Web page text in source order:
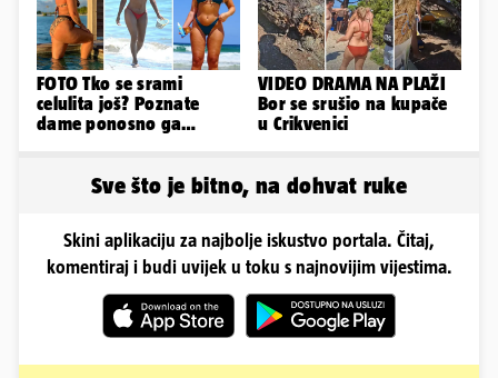
FOTO Tko se srami
celulita još? Poznate
dame ponosno ga
VIDEO DRAMA NA PLAŽI
Bor se srušio na kupače
u Crikvenici
Sve što je bitno, na dohvat ruke
Skini aplikaciju za najbolje iskustvo portala. Čitaj,
komentiraj i budi uvijek u toku s najnovijim vijestima.